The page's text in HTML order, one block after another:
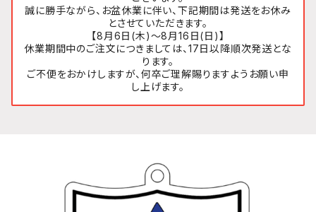
誠に勝手ながら、お盆休業に伴い、下記期間は発送をお休み
とさせていただきます。
【8月6日(木)～8月16日(日)】
休業期間中のご注文につきましては、17日以降順次発送とな
ります。
ご不便をおかけしますが、何卒ご理解賜りますようお願い申
し上げます。